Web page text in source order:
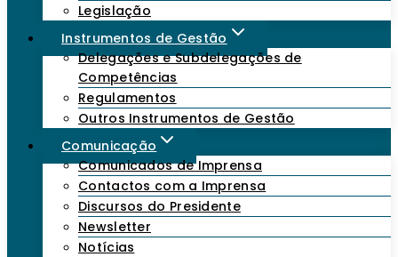
Legislação
Instrumentos de Gestão
Delegações e Subdelegações de
Competências
Regulamentos
Outros Instrumentos de Gestão
Comunicação
Comunicados de Imprensa
Contactos com a Imprensa
Discursos do Presidente
Newsletter
Notícias